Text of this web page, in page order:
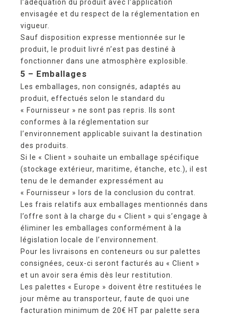
l’adéquation du produit avec l’application
envisagée et du respect de la réglementation en
vigueur.
Sauf disposition expresse mentionnée sur le
produit, le produit livré n’est pas destiné à
fonctionner dans une atmosphère explosible.
5 – Emballages
Les emballages, non consignés, adaptés au
produit, effectués selon le standard du
« Fournisseur » ne sont pas repris. Ils sont
conformes à la réglementation sur
l’environnement applicable suivant la destination
des produits.
Si le « Client » souhaite un emballage spécifique
(stockage extérieur, maritime, étanche, etc.), il est
tenu de le demander expressément au
« Fournisseur » lors de la conclusion du contrat.
Les frais relatifs aux emballages mentionnés dans
l’offre sont à la charge du « Client » qui s’engage à
éliminer les emballages conformément à la
législation locale de l’environnement.
Pour les livraisons en conteneurs ou sur palettes
consignées, ceux-ci seront facturés au « Client »
et un avoir sera émis dès leur restitution.
Les palettes « Europe » doivent être restituées le
jour même au transporteur, faute de quoi une
facturation minimum de 20€ HT par palette sera